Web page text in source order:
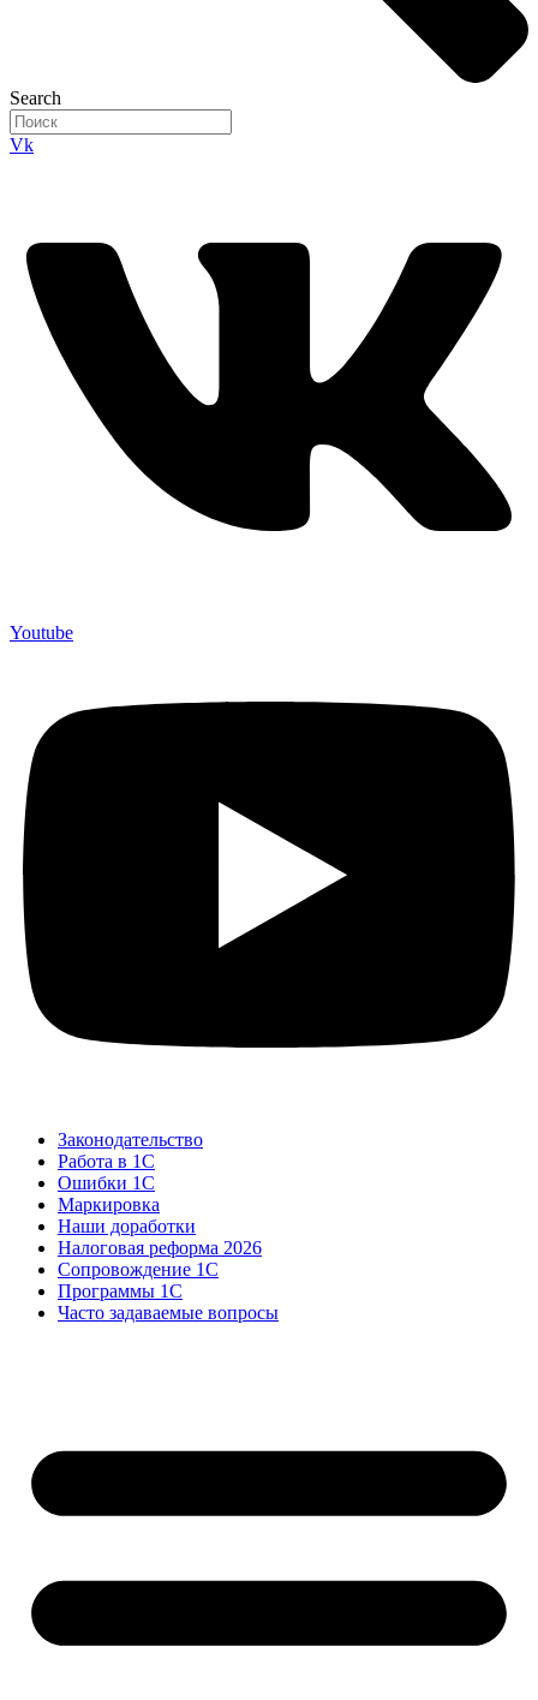
Search
Vk
Youtube
Законодательство
Работа в 1С
Ошибки 1С
Маркировка
Наши доработки
Налоговая реформа 2026
Сопровождение 1С
Программы 1С
Часто задаваемые вопросы